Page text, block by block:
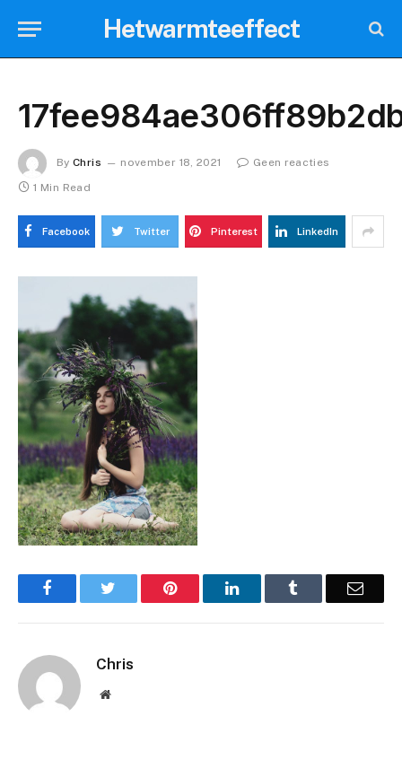
Hetwarmteeffect
By Chris november 18, 2021
Geen reacties
1 Min Read
Facebook Twitter Pinterest LinkedIn
Facebook Pinterest LinkedIn Email
Chris
Website